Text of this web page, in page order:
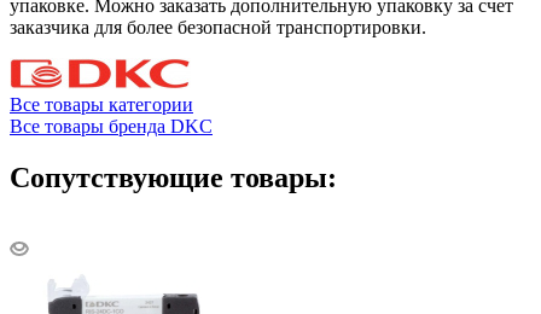
упаковке. Можно заказать дополнительную упаковку за счет
заказчика для более безопасной транспортировки.
Все товары категории
Все товары бренда DKC
Сопутствующие товары: